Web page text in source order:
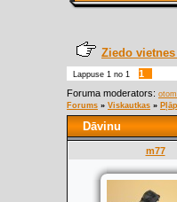
Ziedo
Lappuse 1 no 1
1
Foruma moderators:
Forums » Viskautkas »
Dāvinu
m77